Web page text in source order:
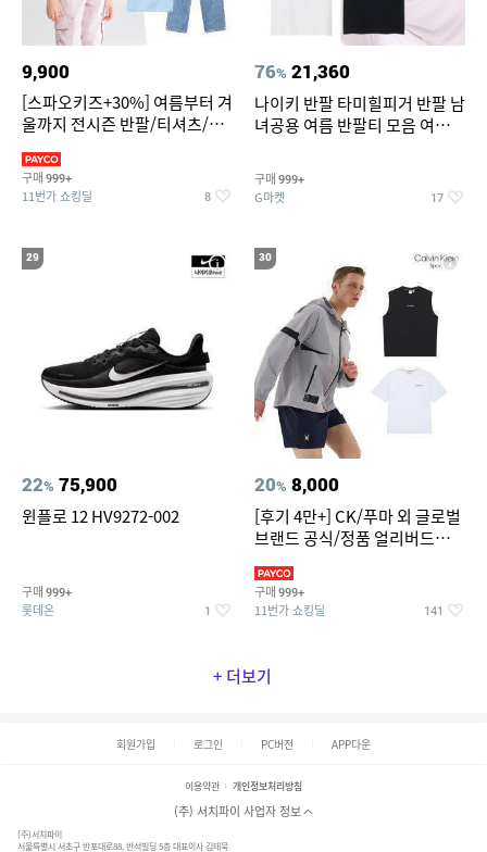
9,900
[스파오키즈+30%] 여름부터 겨
울까지 전시즌 반팔/티셔츠/셋
구매 999+
11번가 쇼킹딜 8
76% 21,360
나이키 반팔 타미힐피거 반팔 남
녀공용 여름 반팔티 모음 여름
구매 999+
G마켓 17
29
22% 75,900
윈플로 12 HV9272-002
구매 999+
롯데온 1
30
20% 8,000
[후기 4만+] CK/푸마 외 글로벌
브랜드 공식/정품 얼리버드
구매 999+
11번가 쇼킹딜 141
+ 더보기
회원가입 로그인 PC버전 APP다운
이용약관 개인정보처리방침
(주) 서치파이 사업자 정보
(주)서치파이
서울특별시 서초구 반포대로88, 반석빌딩 5층 대표이사 김태묵